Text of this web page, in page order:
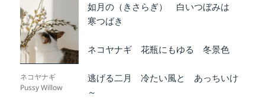
ネコヤナギ
Pussy Willow
如月の（きさらぎ） 白いつぼみは
寒つばき
ネコヤナギ 花瓶にもゆる 冬景色
逃げる二月 冷たい風と あっちいけ
～